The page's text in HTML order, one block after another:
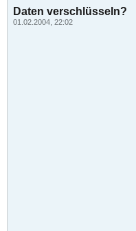
Daten verschlüsseln?
01.02.2004, 22:02